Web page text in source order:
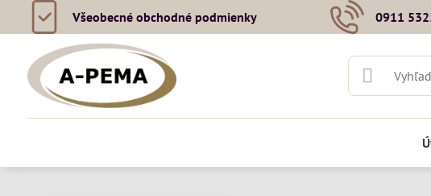
Všeobecné obchodné podmienky 0911